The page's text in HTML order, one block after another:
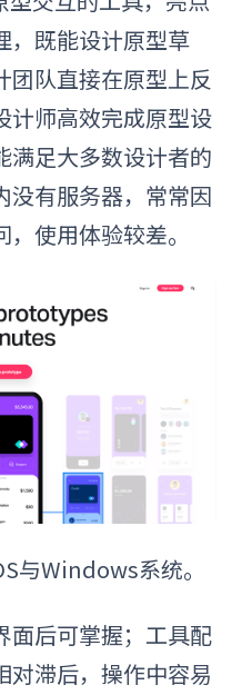
，既能设计原型草
团队直接在原型上反
计师高效完成原型设
满足大多数设计者的
没有服务器，常常因
使用体验较差。
与Windows系统。
面后可掌握；工具配
对滞后，操作中容易